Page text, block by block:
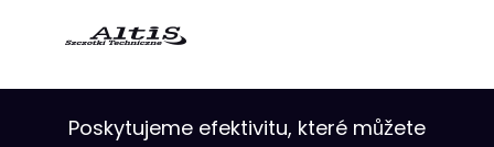
Poskytujeme efektivitu, které můžete